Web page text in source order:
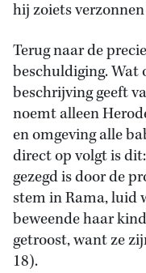
hij zoiets
Terug naar de
beschuldiging. Wat
beschrijving geeft
noemt alleen
en omgeving alle
direct op volgt is
gezegd is door de
stem in Rama, luid
beweende haar
getroost, want ze
18).